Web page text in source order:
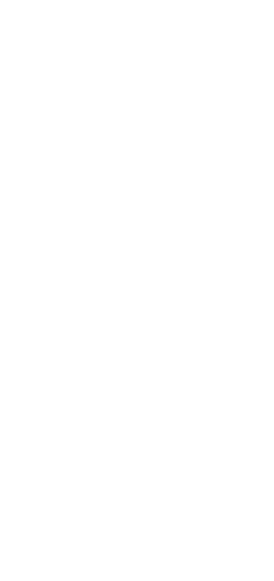
이 적시에 효율적으로 픽업되도록